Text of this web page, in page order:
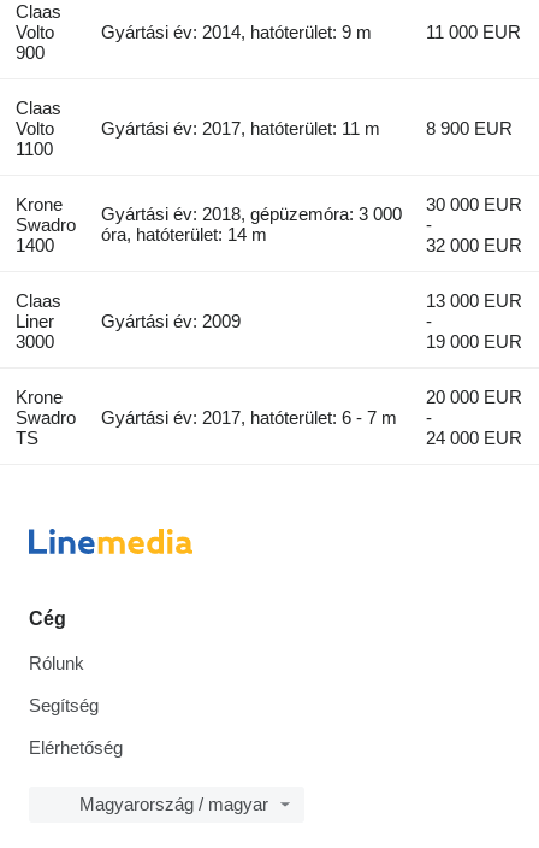
Claas
Volto
900
Gyártási év: 2014, hatóterület: 9 m 11 000 EUR
Claas
Volto
1100
Gyártási év: 2017, hatóterület: 11 m 8 900 EUR
Krone
Swadro
1400
Gyártási év: 2018, gépüzemóra: 3 000
óra, hatóterület: 14 m
30 000 EUR
-
32 000 EUR
Claas
Liner
3000
Gyártási év: 2009
13 000 EUR
-
19 000 EUR
Krone
Swadro
TS
Gyártási év: 2017, hatóterület: 6 - 7 m
20 000 EUR
-
24 000 EUR
Cég
Rólunk
Segítség
Elérhetőség
Magyarország / magyar